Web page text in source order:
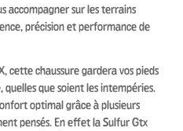
accompagner sur les terrains
précision et performance de
cette chaussure gardera vos pieds
que soient les intempéries.
optimal grâce à plusieurs
pensés. En effet la Sulfur Gtx